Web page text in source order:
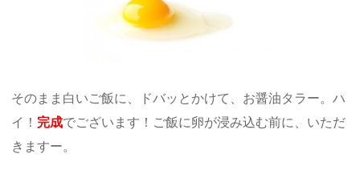
そのまま白いご飯に、ドバッとかけて、お醤油タラー。ハ
イ！ 完成でございます！ご飯に卵が浸み込む前に、いただ
きますー。